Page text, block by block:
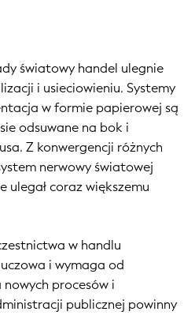
światowy handel ulegnie
i usieciowieniu. Systemy
w formie papierowej są
odsuwane na bok i
Z konwergencji różnych
nerwowy światowej
coraz większemu
w handlu
i wymaga od
procesów i
publicznej powinny